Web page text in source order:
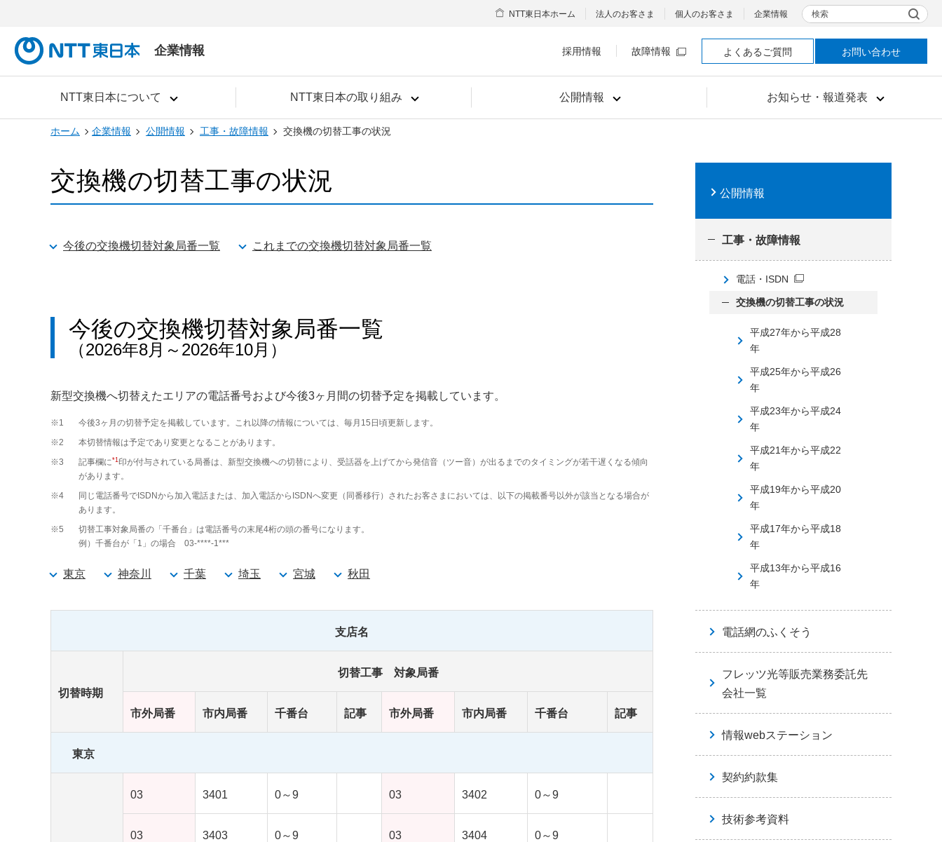
企業情報
NTT東日本について NTT東日本の取り組み 公開情報 お知らせ・報道発表
NTT東日本ホーム 法人のお客さま 個人のお客さま 企業情報 検索
採用情報 故障情報 よくあるご質問 お問い合わせ
ホーム 企業情報 公開情報 工事・故障情報 交換機の切替工事の状況
交換機の切替工事の状況
今後の交換機切替対象局番一覧 これまでの交換機切替対象局番一覧
今後の交換機切替対象局番一覧
（2026年8月～2026年10月）
新型交換機へ切替えたエリアの電話番号および今後3ヶ月間の切替予定を掲載しています。
※1
今後3ヶ月の切替予定を掲載しています。これ以降の情報については、毎月15日頃更新します。
※2
本切替情報は予定であり変更となることがあります。
※3
記事欄に*1印が付与されている局番は、新型交換機への切替により、受話器を上げてから発信音（ツー音）が出るまでのタイミングが若干遅くなる傾向
があります。
※4
同じ電話番号でISDNから加入電話または、加入電話からISDNへ変更（同番移行）されたお客さまにおいては、以下の掲載番号以外が該当となる場合が
あります。
※5
切替工事対象局番の「千番台」は電話番号の末尾4桁の頭の番号になります。
例）千番台が「1」の場合 03-****-1***
東京 神奈川 千葉 埼玉 宮城 秋田
支店名
切替時期
切替工事 対象局番
市外局番 市内局番 千番台 記事 市外局番 市内局番 千番台 記事
東京
03 3401 0～9 03 3402 0～9
03 3403 0～9 03 3404 0～9
公開情報
工事・故障情報
電話・ISDN
交換機の切替工事の状況
平成27年から平成28
年
平成25年から平成26
年
平成23年から平成24
年
平成21年から平成22
年
平成19年から平成20
年
平成17年から平成18
年
平成13年から平成16
年
電話網のふくそう
フレッツ光等販売業務委託先
会社一覧
情報webステーション
契約約款集
技術参考資料